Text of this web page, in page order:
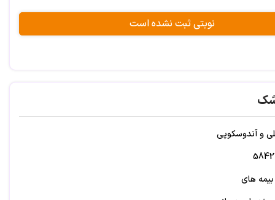
نوبتی ثبت نشده است
و آندوسکوپی
بیمه های